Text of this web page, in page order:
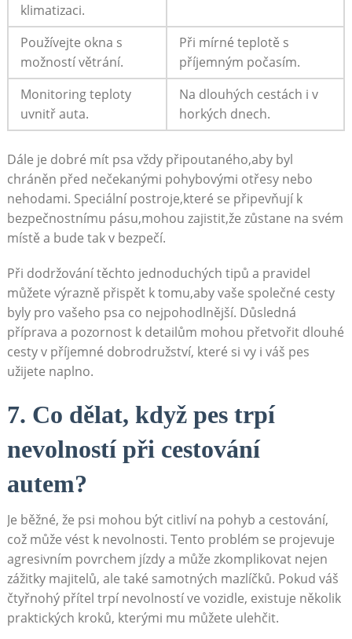
klimatizaci.
Používejte okna s
možností větrání.
Při mírné teplotě s
příjemným‍ počasím.
Monitoring teploty
uvnitř auta.
Na dlouhých cestách i ⁤v
horkých dnech.
Dále je dobré mít ‍psa vždy ⁣připoutaného,aby⁣ byl
chráněn před nečekanými pohybovými otřesy nebo
nehodami. ⁤Speciální postroje,které se⁤ připevňují k
bezpečnostnímu pásu,mohou zajistit,že zůstane na⁤ svém‌
místě a bude tak v bezpečí.
Při dodržování těchto jednoduchých tipů a pravidel
můžete výrazně ​přispět⁤ k tomu,aby vaše společné cesty
byly pro vašeho psa co nejpohodlnější. Důsledná⁤
příprava a pozornost ⁢k detailům mohou ‌přetvořit dlouhé⁤
cesty v příjemné dobrodružství, ⁣které si vy i váš⁣ pes
užijete naplno.
7. Co dělat, když pes trpí
nevolností ​při cestování​
autem?
Je běžné, že psi mohou být citliví na pohyb a⁣ cestování,
což může vést k nevolnosti. Tento ‍problém se projevuje
agresivním povrchem ⁣jízdy a může zkomplikovat nejen
zážitky majitelů, ale také samotných ⁣mazlíčků. ‍Pokud váš
čtyřnohý přítel trpí nevolností ⁢ve vozidle, existuje několik
praktických kroků, kterými⁣ mu ‌můžete ulehčit.